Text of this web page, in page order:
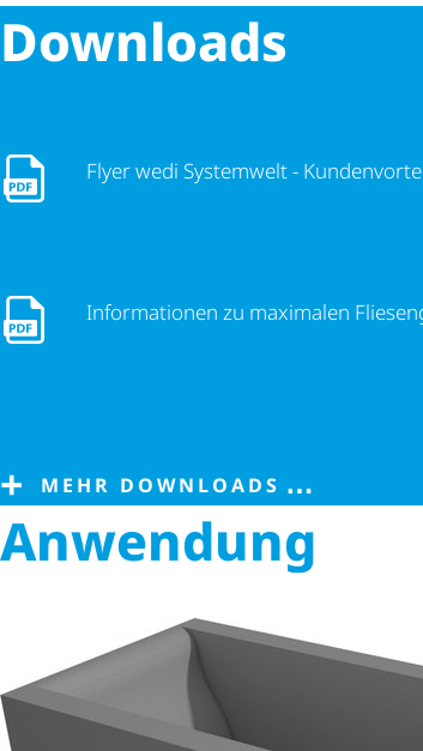
Downloads
Flyer wedi Systemwelt -
Flyer wedi Systemwelt - Kundenvorteile
Informationen zu maximalen
Informationen zu maximalen Fliesengrößen
MEHR DOWNLOADS
Anwendung